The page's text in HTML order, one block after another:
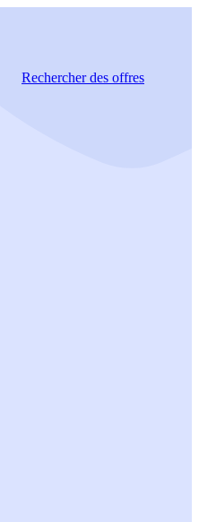
Rechercherdes offres